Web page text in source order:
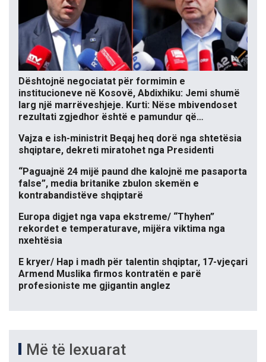
Dështojnë negociatat për formimin e
institucioneve në Kosovë, Abdixhiku: Jemi shumë
larg një marrëveshjeje. Kurti: Nëse mbivendoset
rezultati zgjedhor është e pamundur që…
Vajza e ish-ministrit Beqaj heq dorë nga shtetësia
shqiptare, dekreti miratohet nga Presidenti
“Paguajnë 24 mijë paund dhe kalojnë me pasaporta
false”, media britanike zbulon skemën e
kontrabandistëve shqiptarë
Europa digjet nga vapa ekstreme/ “Thyhen”
rekordet e temperaturave, mijëra viktima nga
nxehtësia
E kryer/ Hap i madh për talentin shqiptar, 17-vjeçari
Armend Muslika firmos kontratën e parë
profesioniste me gjigantin anglez
Më të lexuarat